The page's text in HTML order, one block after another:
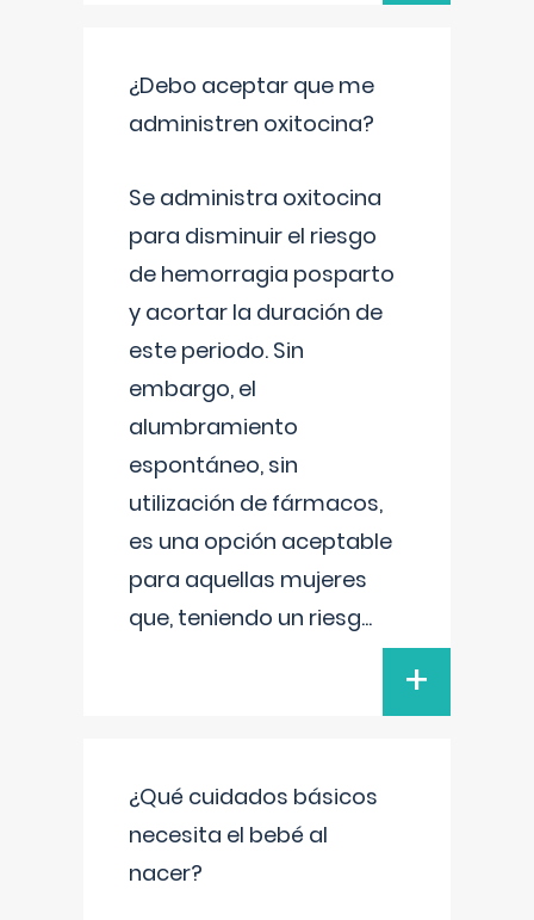
¿Debo aceptar que me
administren oxitocina?
Se administra oxitocina
para disminuir el riesgo
de hemorragia posparto
y acortar la duración de
este periodo. Sin
embargo, el
alumbramiento
espontáneo, sin
utilización de fármacos,
es una opción aceptable
para aquellas mujeres
que, teniendo un riesg...
+
¿Qué cuidados básicos
necesita el bebé al
nacer?